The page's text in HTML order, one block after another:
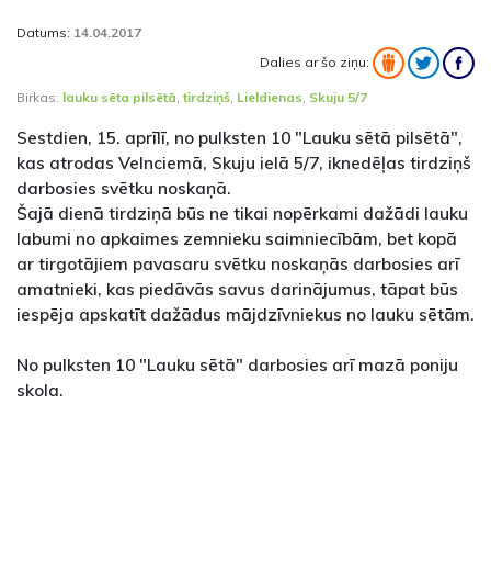
Datums: 14.04.2017
Dalies ar šo ziņu:
Birkas: lauku sēta pilsētā,tirdziņš, Lieldienas, Skuju 5/7
Sestdien, 15. aprīlī, no pulksten 10 "Lauku sētā pilsētā",
kas atrodas Velnciemā, Skuju ielā 5/7, iknedēļas tirdziņš
darbosies svētku noskaņā.
Šajā dienā tirdziņā būs ne tikai nopērkami dažādi lauku
labumi no apkaimes zemnieku saimniecībām, bet kopā
ar tirgotājiem pavasaru svētku noskaņās darbosies arī
amatnieki, kas piedāvās savus darinājumus, tāpat būs
iespēja apskatīt dažādus mājdzīvniekus no lauku sētām.
No pulksten 10 "Lauku sētā" darbosies arī mazā poniju
skola.